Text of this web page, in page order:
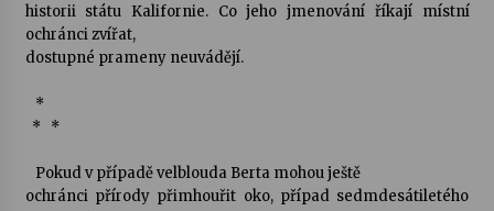
Letní koncerty ve Stromovce: Rufus Miller
17. 7. 2026
historii státu Kalifornie. Co jeho jmenování říkají místní
ochránci zvířat,
dostupné prameny neuvádějí.
*
* *
Pokud v případě velblouda Berta mohou ještě
ochránci přírody přimhouřit oko, případ sedmdesátiletého